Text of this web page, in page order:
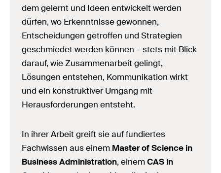
dem gelernt und Ideen entwickelt werden
dürfen, wo Erkenntnisse gewonnen,
Entscheidungen getroffen und Strategien
geschmiedet werden können – stets mit Blick
darauf, wie Zusammenarbeit gelingt,
Lösungen entstehen, Kommunikation wirkt
und ein konstruktiver Umgang mit
Herausforderungen entsteht.
In ihrer Arbeit greift sie auf fundiertes
Fachwissen aus einem Master of Science in
Business Administration, einemCAS in